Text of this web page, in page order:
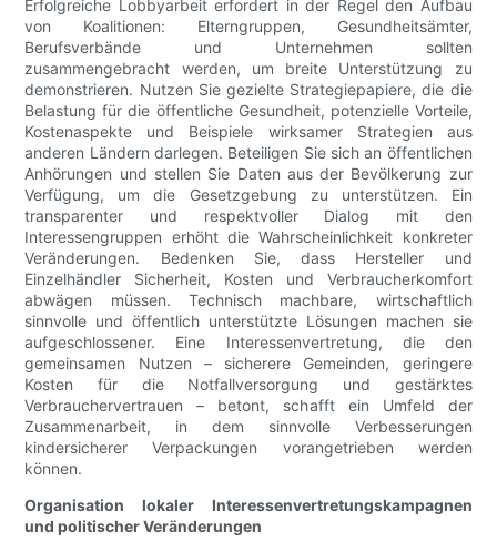
Erfolgreiche Lobbyarbeit erfordert in der Regel den Aufbau
von Koalitionen: Elterngruppen, Gesundheitsämter,
Berufsverbände und Unternehmen sollten
zusammengebracht werden, um breite Unterstützung zu
demonstrieren. Nutzen Sie gezielte Strategiepapiere, die die
Belastung für die öffentliche Gesundheit, potenzielle Vorteile,
Kostenaspekte und Beispiele wirksamer Strategien aus
anderen Ländern darlegen. Beteiligen Sie sich an öffentlichen
Anhörungen und stellen Sie Daten aus der Bevölkerung zur
Verfügung, um die Gesetzgebung zu unterstützen. Ein
transparenter und respektvoller Dialog mit den
Interessengruppen erhöht die Wahrscheinlichkeit konkreter
Veränderungen. Bedenken Sie, dass Hersteller und
Einzelhändler Sicherheit, Kosten und Verbraucherkomfort
abwägen müssen. Technisch machbare, wirtschaftlich
sinnvolle und öffentlich unterstützte Lösungen machen sie
aufgeschlossener. Eine Interessenvertretung, die den
gemeinsamen Nutzen – sicherere Gemeinden, geringere
Kosten für die Notfallversorgung und gestärktes
Verbrauchervertrauen – betont, schafft ein Umfeld der
Zusammenarbeit, in dem sinnvolle Verbesserungen
kindersicherer Verpackungen vorangetrieben werden
können.
Organisation lokaler Interessenvertretungskampagnen
und politischer Veränderungen